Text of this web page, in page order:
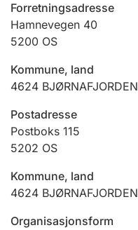
Jeger
Ektepaktrettleiaren
Forretningsadresse
Hamnevegen 40
5200 OS
Kommune, land
4624 BJØRNAFJORDEN
Postadresse
Postboks 115
5202 OS
Kommune, land
4624 BJØRNAFJORDEN
Organisasjonsform